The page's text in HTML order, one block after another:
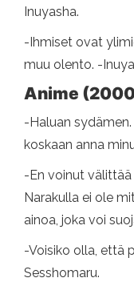
Inuyasha.
-Ihmiset ovat
muu olento. -
Anime
-Haluan
koskaan anna
-En voinut
Narakulla ei ole
ainoa, joka voi
-Voisiko olla, että
Sesshomaru.